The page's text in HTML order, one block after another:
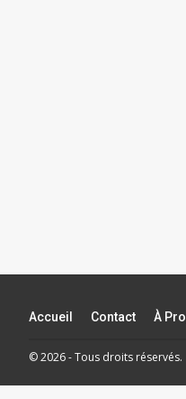
Accueil Contact À
© 2026 - Tous droits réservés.